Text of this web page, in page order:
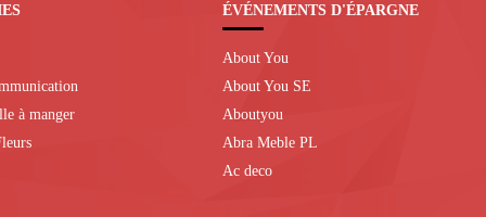
à manger
ÉVÉNEMENTS D'ÉPARGNE
About You
About You SE
Aboutyou
Abra Meble PL
Ac deco